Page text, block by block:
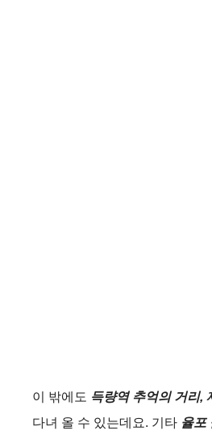
이 밖에도 득량역 추억의 거리,
다녀 올 수 있는데요. 기타 율포